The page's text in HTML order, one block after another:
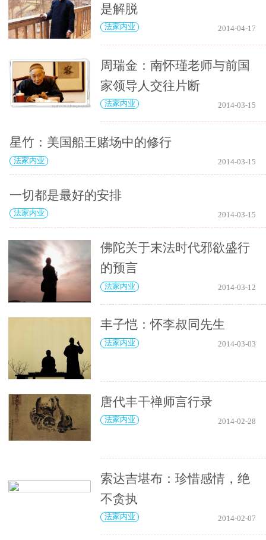
是解脱
法家内业 2014-04-17
周瑞金：南怀瑾老师与前国
家领导人交往片断
法家内业 2014-03-15
星竹：美国船王赌场中的修行
法家内业 2014-03-15
一切都是最好的安排
法家内业 2014-03-15
佛陀关于末法时代邪欲盛行
的预言
法家内业 2014-03-12
丰子恺：怀李叔同先生
法家内业 2014-03-03
唐代丰干禅师言行录
法家内业 2014-02-28
索达吉堪布：珍惜感情，绝
不贪执
法家内业 2014-02-07